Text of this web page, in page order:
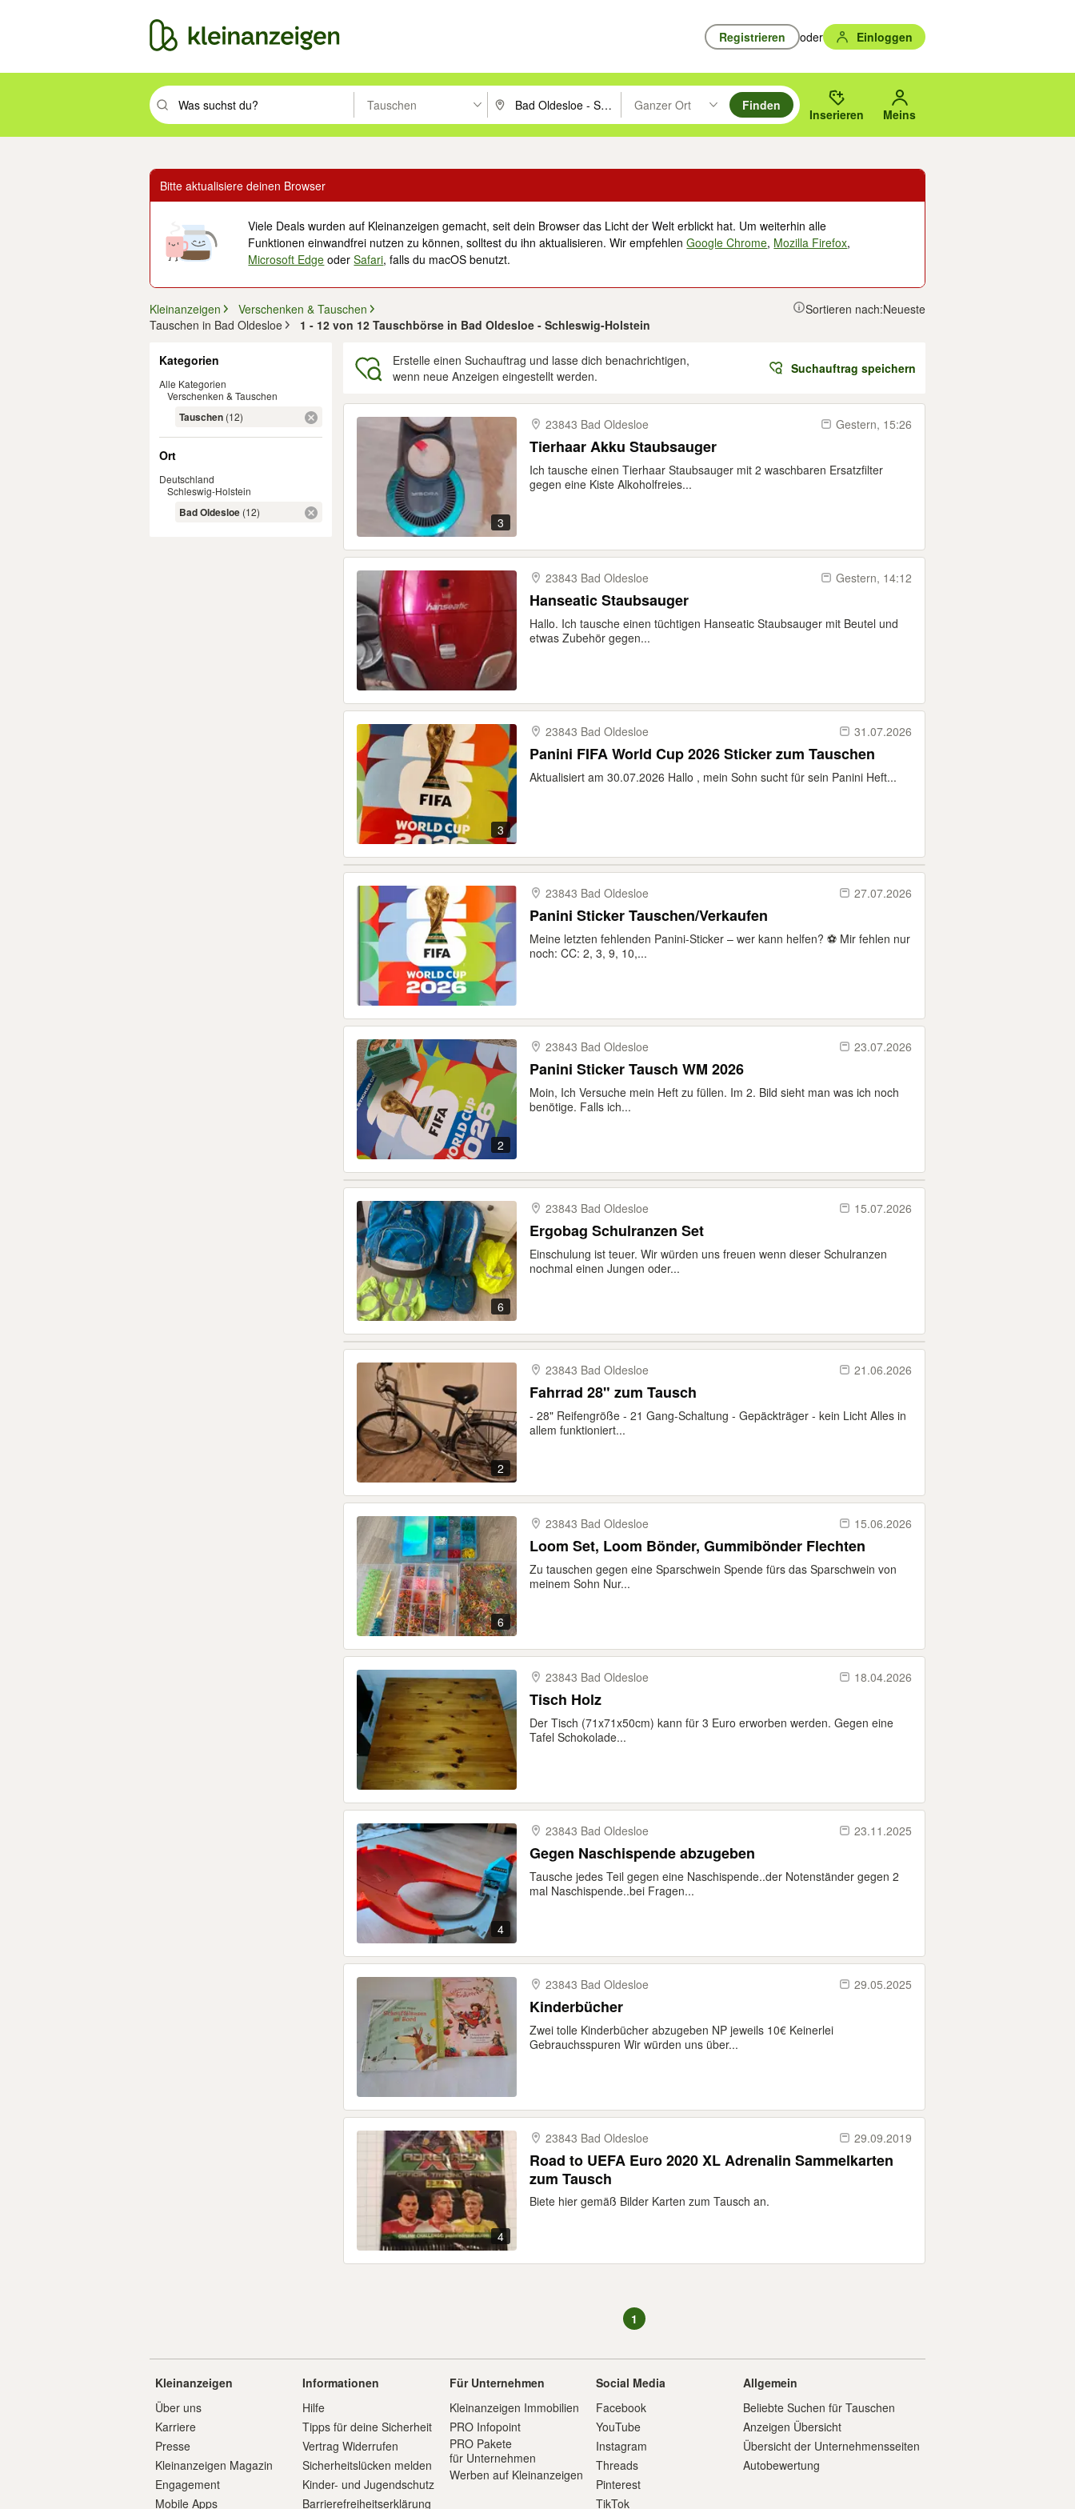
Registrieren oder Einloggen
Suchbegriff eingeben. Eingabetaste drücken um zu suchen, oder Vorschläge mit den Pfeiltasten nach oben/unten durchsuchen und mit Eingabetaste auswählen.
Tauschen PLZ oder Ort eingeben. Eingabetaste drücken um zu suchen, oder Vorschläge mit den Pfeiltasten nach oben/
Ganzer Ort
Suche im Umkreis des gewählten Orts oder PLZ.
Finden
Inserieren Meins
Bitte aktualisiere deinen Browser
Viele Deals wurden auf Kleinanzeigen gemacht, seit dein Browser das Licht der Welt erblickt hat. Um weiterhin alle
Funktionen einwandfrei nutzen zu können, solltest du ihn aktualisieren. Wir empfehlenGoogle Chrome, Mozilla Firefox,
Microsoft Edge oderSafari, falls du macOS benutzt.
Kleinanzeigen
Verschenken & Tauschen
Tauschen in Bad Oldesloe
1 - 12 von 12 Tauschbörse in Bad Oldesloe - Schleswig-Holstein
Sortieren nach:Neueste
Kategorien
Alle Kategorien
Verschenken & Tauschen
Tauschen (12)
Ort
Deutschland
Schleswig-Holstein
Bad Oldesloe (12)
Erstelle einen Suchauftrag und lasse dich benachrichtigen,
wenn neue Anzeigen eingestellt werden.
Suchauftrag speichern
3
23843 Bad Oldesloe Gestern, 15:26
Tierhaar Akku Staubsauger
Ich tausche einen Tierhaar Staubsauger mit 2 waschbaren Ersatzfilter
gegen eine Kiste Alkoholfreies...
23843 Bad Oldesloe Gestern, 14:12
Hanseatic Staubsauger
Hallo. Ich tausche einen tüchtigen Hanseatic Staubsauger mit Beutel und
etwas Zubehör gegen...
3
23843 Bad Oldesloe 31.07.2026
Panini FIFA World Cup 2026 Sticker zum Tauschen
Aktualisiert am 30.07.2026 Hallo , mein Sohn sucht für sein Panini Heft...
23843 Bad Oldesloe 27.07.2026
Panini Sticker Tauschen/Verkaufen
Meine letzten fehlenden Panini-Sticker – wer kann helfen? ⚽ Mir fehlen nur
noch: CC: 2, 3, 9, 10,...
2
23843 Bad Oldesloe 23.07.2026
Panini Sticker Tausch WM 2026
Moin, Ich Versuche mein Heft zu füllen. Im 2. Bild sieht man was ich noch
benötige. Falls ich...
6
23843 Bad Oldesloe 15.07.2026
Ergobag Schulranzen Set
Einschulung ist teuer. Wir würden uns freuen wenn dieser Schulranzen
nochmal einen Jungen oder...
2
23843 Bad Oldesloe 21.06.2026
Fahrrad 28" zum Tausch
- 28" Reifengröße - 21 Gang-Schaltung - Gepäckträger - kein Licht Alles in
allem funktioniert...
6
23843 Bad Oldesloe 15.06.2026
Loom Set, Loom Bönder, Gummibönder Flechten
Zu tauschen gegen eine Sparschwein Spende fürs das Sparschwein von
meinem Sohn Nur...
23843 Bad Oldesloe 18.04.2026
Tisch Holz
Der Tisch (71x71x50cm) kann für 3 Euro erworben werden. Gegen eine
Tafel Schokolade...
4
23843 Bad Oldesloe 23.11.2025
Gegen Naschispende abzugeben
Tausche jedes Teil gegen eine Naschispende..der Notenständer gegen 2
mal Naschispende..bei Fragen...
23843 Bad Oldesloe 29.05.2025
Kinderbücher
Zwei tolle Kinderbücher abzugeben NP jeweils 10€ Keinerlei
Gebrauchsspuren Wir würden uns über...
4
23843 Bad Oldesloe 29.09.2019
Road to UEFA Euro 2020 XL Adrenalin Sammelkarten
zum Tausch
Biete hier gemäß Bilder Karten zum Tausch an.
1
Kleinanzeigen
Über uns
Karriere
Presse
Kleinanzeigen Magazin
Engagement
Mobile Apps
Informationen
Hilfe
Tipps für deine Sicherheit
Vertrag Widerrufen
Sicherheitslücken melden
Kinder- und Jugendschutz
Barrierefreiheitserklärung
Für Unternehmen
Kleinanzeigen Immobilien
PRO Infopoint
PRO Pakete
für Unternehmen
Werben auf Kleinanzeigen
Social Media
Facebook
YouTube
Instagram
Threads
Pinterest
TikTok
Allgemein
Beliebte Suchen für Tauschen
Anzeigen Übersicht
Übersicht der Unternehmensseiten
Autobewertung